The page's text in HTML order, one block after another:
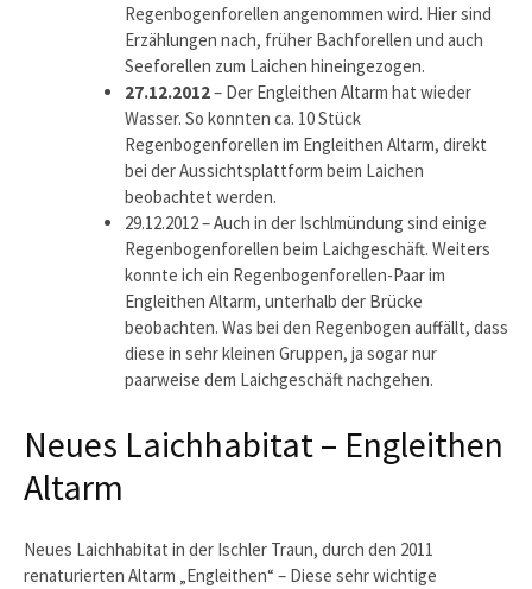
Regenbogenforellen angenommen wird. Hier sind
Erzählungen nach, früher Bachforellen und auch
Seeforellen zum Laichen hineingezogen.
27.12.2012– Der Engleithen Altarm hat wieder
Wasser. So konnten ca. 10 Stück
Regenbogenforellen im Engleithen Altarm, direkt
bei der Aussichtsplattform beim Laichen
beobachtet werden.
29.12.2012 – Auch in der Ischlmündung sind einige
Regenbogenforellen beim Laichgeschäft. Weiters
konnte ich ein Regenbogenforellen-Paar im
Engleithen Altarm, unterhalb der Brücke
beobachten. Was bei den Regenbogen auffällt, dass
diese in sehr kleinen Gruppen, ja sogar nur
paarweise dem Laichgeschäft nachgehen.
Neues Laichhabitat – Engleithen
Altarm
Neues Laichhabitat in der Ischler Traun, durch den 2011
renaturierten Altarm „Engleithen“ – Diese sehr wichtige